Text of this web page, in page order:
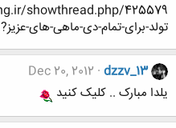
تولد-برای-تمام-دی-ماهی-های-عزیز?p=5887759#post5887759
dzzv_13
Dec 20, 2012
یلدا مبارک .. کلیک کنید